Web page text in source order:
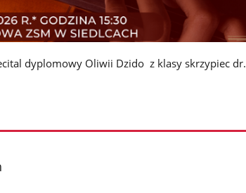
dyplomowy Oliwii Dzido z klasy skrzypiec dr.